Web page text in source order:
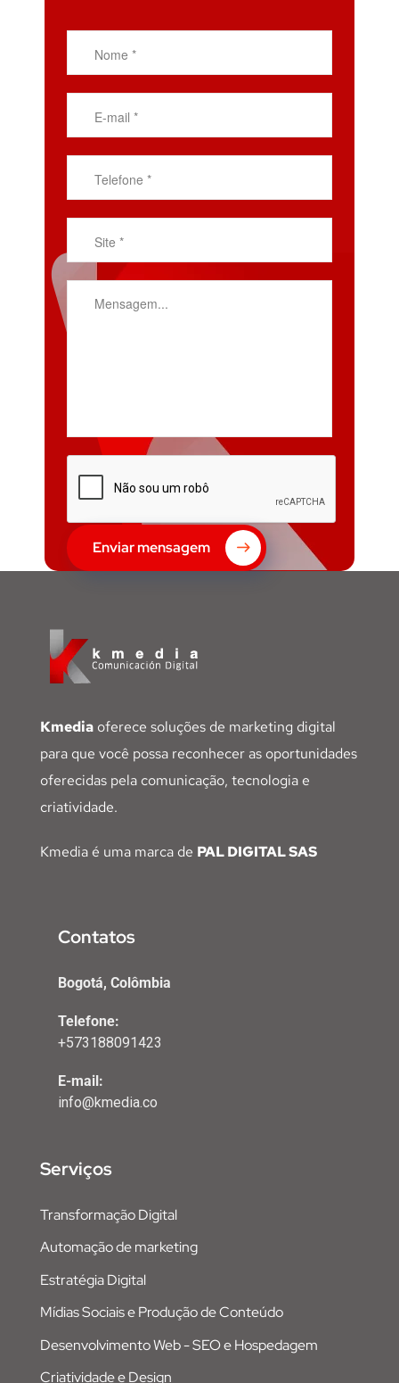
Enviar mensagem
Kmedia oferece soluções de marketing digital
para que você possa reconhecer as oportunidades
oferecidas pela comunicação, tecnologia e
criatividade.
Kmedia é uma marca de PAL DIGITAL SAS
Contatos
Bogotá, Colômbia
Telefone:
+573188091423
E-mail:
info@kmedia.co
Serviços
Transformação Digital
Automação de marketing
Estratégia Digital
Mídias Sociais e Produção de Conteúdo
Desenvolvimento Web - SEO e Hospedagem
Criatividade e Design